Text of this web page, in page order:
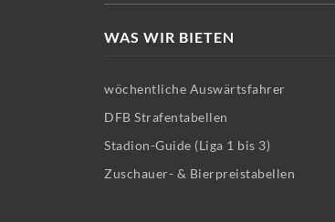
WAS WIR BIETEN
wöchentliche Auswärtsfahrer
DFB Strafentabellen
Stadion-Guide (Liga 1 bis 3)
Zuschauer- & Bierpreistabellen